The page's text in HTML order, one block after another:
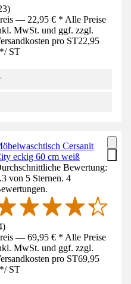
)
— 22,95 € * Alle Preise
MwSt. und ggf. zzgl.
pro ST22,95
*/ ST
Cersanit
eckig 60 cm weiß
Bewertung:
von 5 Sternen. 4
)
— 69,95 € * Alle Preise
MwSt. und ggf. zzgl.
pro ST69,95
*/ ST